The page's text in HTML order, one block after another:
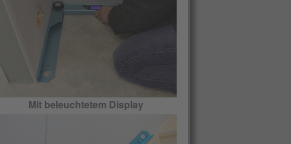
Mit beleuchtetem Display